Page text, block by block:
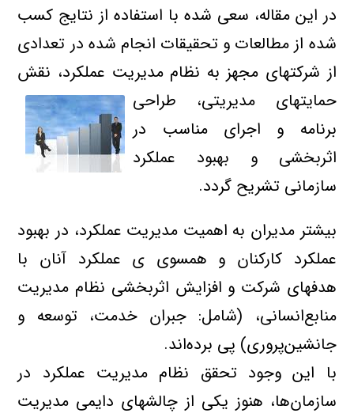
در اين مقاله، سعي شده با استفاده از نتايج كسب
شده از مطالعات و تحقيقات انجام شده در تعدادي
از شركتهاي مجهز به نظام مديريت عملكرد، نقش
حمايتهاي مديريتي، طراحي
برنامه و اجراي مناسب در
اثربخشي و بهبود عملكرد
سازماني تشريح گردد.
بيشتر مديران به اهميت مديريت عملكرد، در بهبود
عملكرد کارکنان و همسوي ي عملکرد آنان با
هدفهاي شركت و افزايش اثربخشي نظام مديريت
منابع‌انساني، (شامل: جبران خدمت، توسعه و
جانشين‌پروري) پي برده‌اند.
با اين وجود تحقق نظام مديريت عملكرد در
سازمان‌ها، هنوز يكي از چالشهاي دايمي مديريت